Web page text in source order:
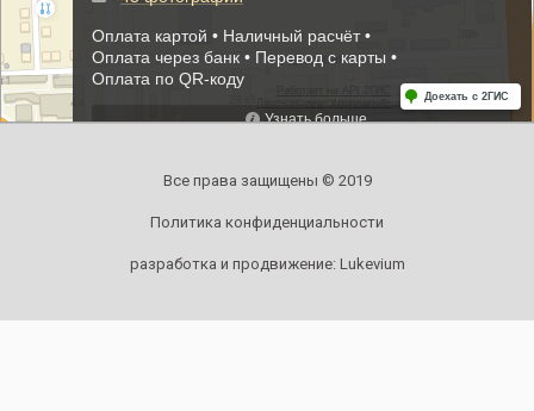
Все права защищены © 2019
Политика конфиденциальности
разработка и продвижение: Lukevium